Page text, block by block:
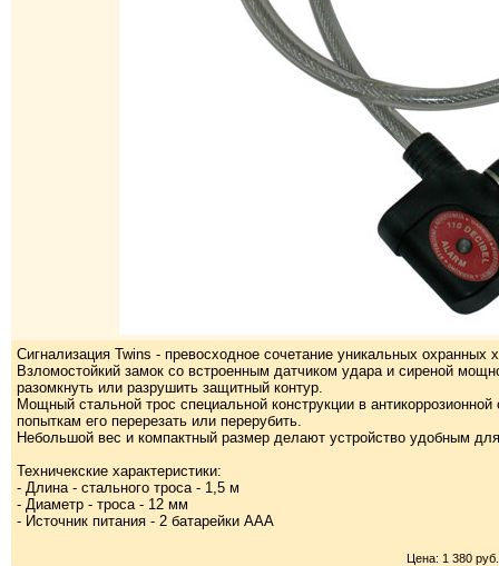
Сигнализация Twins - превосходное сочетание уникальных охранных
Взломостойкий замок со встроенным датчиком удара и сиреной
разомкнуть или разрушить защитный контур.
Мощный стальной трос специальной конструкции в
попыткам его перерезать или перерубить.
Небольшой вес и компактный размер делают устройство удобным
Техничекские характеристики:
- Длина - стального троса - 1,5 м
- Диаметр - троса - 12 мм
- Источник питания - 2 батарейки ААА
Цена: 1 380 руб.